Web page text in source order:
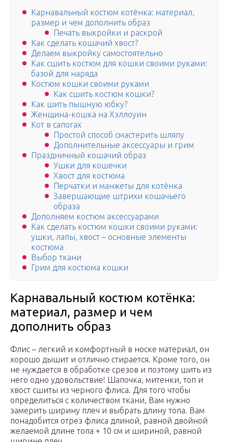
Карнавальный костюм котёнка: материал,
размер и чем дополнить образ
Печать выкройки и раскрой
Как сделать кошачий хвост?
Делаем выкройку самостоятельно
Как сшить костюм для кошки своими руками:
базой для наряда
Костюм кошки своими руками
Как сшить костюм кошки?
Как шить пышную юбку?
Женщина-кошка на Хэллоуин
Кот в сапогах
Простой способ смастерить шляпу
Дополнительные аксессуары и грим
Праздничный кошачий образ
Ушки для кошечки
Хвост для костюма
Перчатки и манжеты для котёнка
Завершающие штрихи кошачьего
образа
Дополняем костюм аксессуарами
Как сделать костюм кошки своими руками:
ушки, лапы, хвост – основные элементы
костюма
Выбор ткани
Грим для костюма кошки
Карнавальный костюм котёнка:
материал, размер и чем
дополнить образ
Флис – легкий и комфортный в носке материал, он
хорошо дышит и отлично стирается. Кроме того, он
не нуждается в обработке срезов и поэтому шить из
него одно удовольствие! Шапочка, митенки, топ и
хвост сшиты из черного флиса. Для того чтобы
определиться с количеством ткани, Вам нужно
замерить ширину плеч и выбрать длину топа. Вам
понадобится отрез флиса длиной, равной двойной
желаемой длине топа + 10 см и шириной, равной